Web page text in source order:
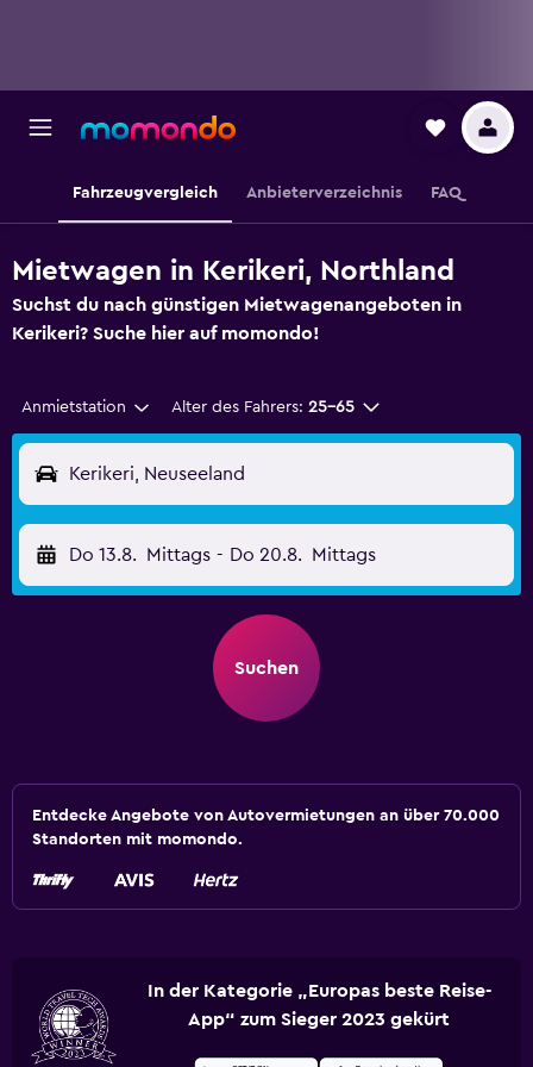
Fahrzeugvergleich Anbieterverzeichnis FAQ
Mietwagen in Kerikeri, Northland
Suchst du nach günstigen Mietwagenangeboten in
Kerikeri? Suche hier auf momondo!
Anmietstation Alter des Fahrers: 25-65
Kerikeri, Neuseeland
Do 13.8. Mittags - Do 20.8. Mittags
Suchen
Entdecke Angebote von Autovermietungen an über 70.000
Standorten mit momondo.
In der Kategorie „Europas beste Reise-
App“ zum Sieger 2023 gekürt